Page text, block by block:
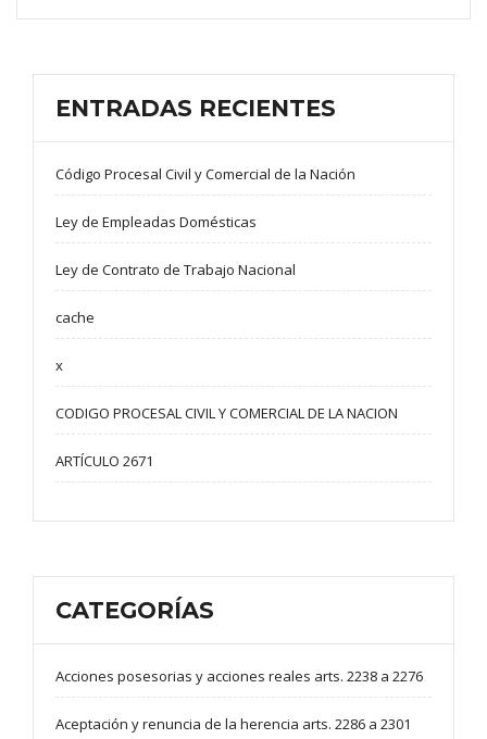
ENTRADAS RECIENTES
Código Procesal Civil y Comercial de la Nación
Ley de Empleadas Domésticas
Ley de Contrato de Trabajo Nacional
cache
x
CODIGO PROCESAL CIVIL Y COMERCIAL DE LA NACION
ARTÍCULO 2671
CATEGORÍAS
Acciones posesorias y acciones reales arts. 2238 a 2276
Aceptación y renuncia de la herencia arts. 2286 a 2301